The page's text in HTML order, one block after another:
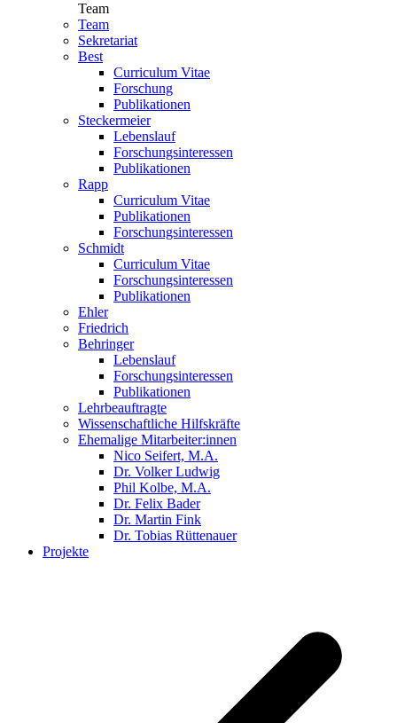
Team
Team
Sekretariat
Best
Curriculum Vitae
Forschung
Publikationen
Steckermeier
Lebenslauf
Forschungsinteressen
Publikationen
Rapp
Curriculum Vitae
Publikationen
Forschungsinteressen
Schmidt
Curriculum Vitae
Forschungsinteressen
Publikationen
Ehler
Friedrich
Behringer
Lebenslauf
Forschungsinteressen
Publikationen
Lehrbeauftragte
Wissenschaftliche Hilfskräfte
Ehemalige Mitarbeiter:innen
Nico Seifert, M.A.
Dr. Volker Ludwig
Phil Kolbe, M.A.
Dr. Felix Bader
Dr. Martin Fink
Dr. Tobias Rüttenauer
Projekte